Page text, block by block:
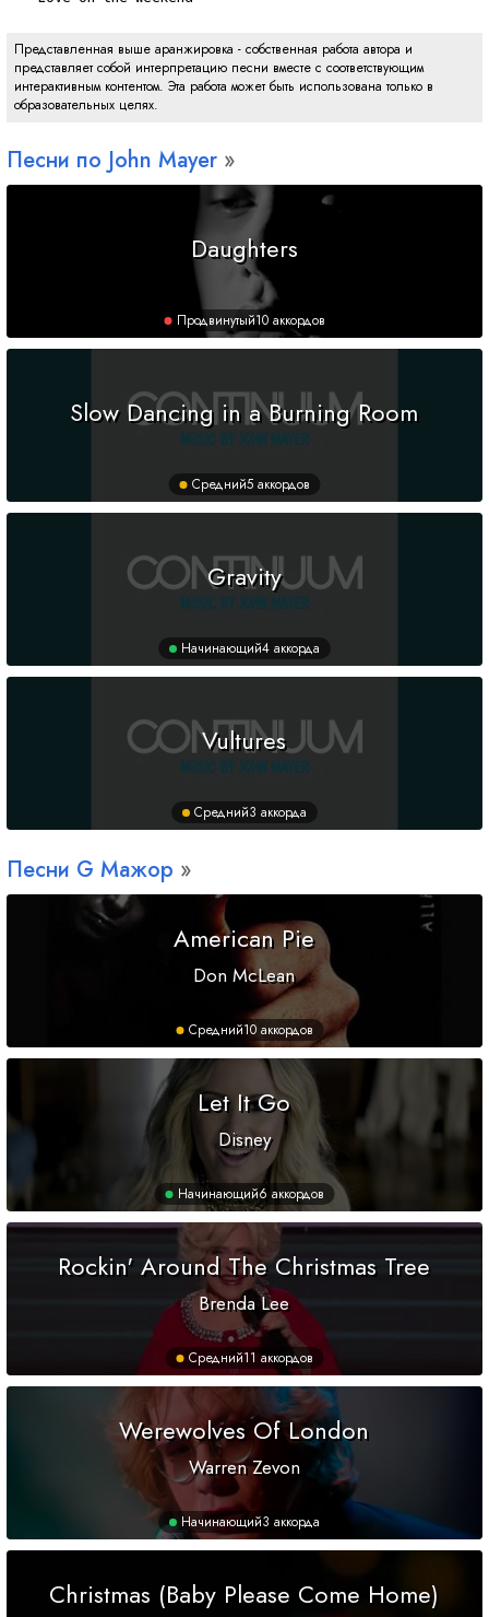
Представленная выше аранжировка - собственная работа автора и
представляет собой интерпретацию песни вместе с соответствующим
интерактивным контентом. Эта работа может быть использована только в
образовательных целях.
Песни по John Mayer
Daughters
Продвинутый10 аккордов
Slow Dancing in a Burning Room
Средний5 аккордов
Gravity
Начинающий4 аккорда
Vultures
Средний3 аккорда
Песни G Мажор
American Pie
Don McLean
Средний10 аккордов
Let It Go
Disney
Начинающий6 аккордов
Rockin' Around The Christmas Tree
Brenda Lee
Средний11 аккордов
Werewolves Of London
Warren Zevon
Начинающий3 аккорда
Christmas (Baby Please Come Home)